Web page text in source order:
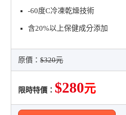
-60度C冷凍乾燥技術
含20%以上保健成分添加
原價：$320元
限時特價： $280元